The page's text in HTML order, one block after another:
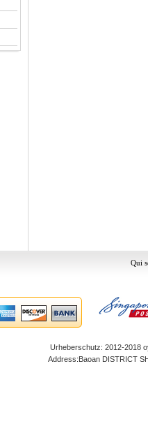
Qui
Urheberschutz: 2012-2018
Address:Baoan